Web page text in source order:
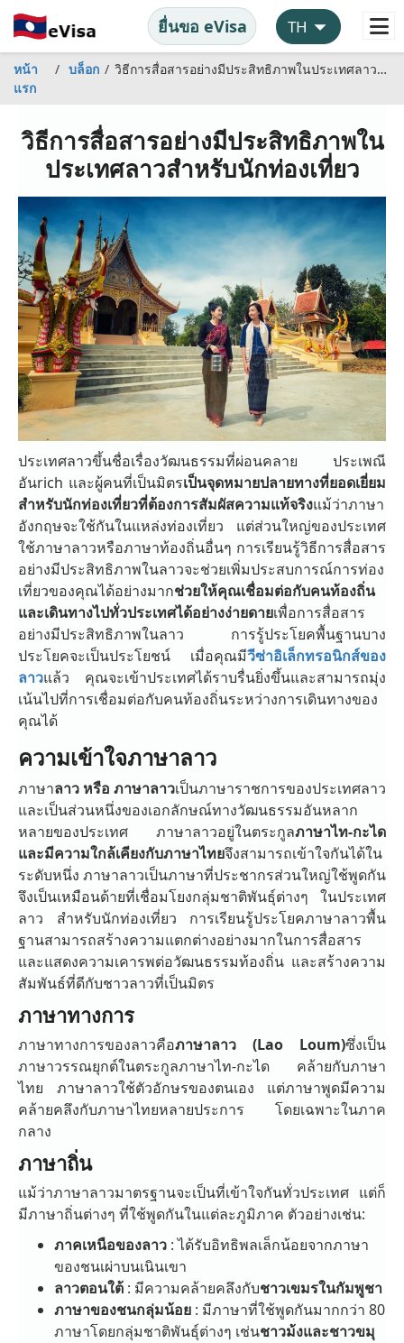
ยื่นขอ eVisa
หน้า
แรก
บล็อก วิธีการสื่อสารอย่างมีประสิทธิภาพในประเทศลาวสำหรับนักท่องเที่ยว
วิธีการสื่อสารอย่างมีประสิทธิภาพใน
ประเทศลาวสำหรับนักท่องเที่ยว
ประเทศลาวขึ้นชื่อเรื่องวัฒนธรรมที่ผ่อนคลาย ประเพณี
อันrich และผู้คนที่เป็นมิตรเป็นจุดหมายปลายทางที่ยอดเยี่ยม
สำหรับนักท่องเที่ยวที่ต้องการสัมผัสความแท้จริงแม้ว่าภาษา
อังกฤษจะใช้กันในแหล่งท่องเที่ยว แต่ส่วนใหญ่ของประเทศ
ใช้ภาษาลาวหรือภาษาท้องถิ่นอื่นๆ การเรียนรู้วิธีการสื่อสาร
อย่างมีประสิทธิภาพในลาวจะช่วยเพิ่มประสบการณ์การท่อง
เที่ยวของคุณได้อย่างมากช่วยให้คุณเชื่อมต่อกับคนท้องถิ่น
และเดินทางไปทั่วประเทศได้อย่างง่ายดายเพื่อการสื่อสาร
อย่างมีประสิทธิภาพในลาว การรู้ประโยคพื้นฐานบาง
ประโยคจะเป็นประโยชน์ เมื่อคุณมีวีซ่าอิเล็กทรอนิกส์ของ
ลาวแล้ว คุณจะเข้าประเทศได้ราบรื่นยิ่งขึ้นและสามารถมุ่ง
เน้นไปที่การเชื่อมต่อกับคนท้องถิ่นระหว่างการเดินทางของ
คุณได้
ความเข้าใจภาษาลาว
ภาษาลาว หรือ ภาษาลาวเป็นภาษาราชการของประเทศลาว
และเป็นส่วนหนึ่งของเอกลักษณ์ทางวัฒนธรรมอันหลาก
หลายของประเทศ ภาษาลาวอยู่ในตระกูลภาษาไท-กะได
และมีความใกล้เคียงกับภาษาไทยจึงสามารถเข้าใจกันได้ใน
ระดับหนึ่ง ภาษาลาวเป็นภาษาที่ประชากรส่วนใหญ่ใช้พูดกัน
จึงเป็นเหมือนด้ายที่เชื่อมโยงกลุ่มชาติพันธุ์ต่างๆ ในประเทศ
ลาว สำหรับนักท่องเที่ยว การเรียนรู้ประโยคภาษาลาวพื้น
ฐานสามารถสร้างความแตกต่างอย่างมากในการสื่อสาร
และแสดงความเคารพต่อวัฒนธรรมท้องถิ่น และสร้างความ
สัมพันธ์ที่ดีกับชาวลาวที่เป็นมิตร
ภาษาทางการ
ภาษาทางการของลาวคือภาษาลาว (Lao Loum)ซึ่งเป็น
ภาษาวรรณยุกต์ในตระกูลภาษาไท-กะได คล้ายกับภาษา
ไทย ภาษาลาวใช้ตัวอักษรของตนเอง แต่ภาษาพูดมีความ
คล้ายคลึงกับภาษาไทยหลายประการ โดยเฉพาะในภาค
กลาง
ภาษาถิ่น
แม้ว่าภาษาลาวมาตรฐานจะเป็นที่เข้าใจกันทั่วประเทศ แต่ก็
มีภาษาถิ่นต่างๆ ที่ใช้พูดกันในแต่ละภูมิภาค ตัวอย่างเช่น:
ภาคเหนือของลาว : ได้รับอิทธิพลเล็กน้อยจากภาษา
ของชนเผ่าบนเนินเขา
ลาวตอนใต้ : มีความคล้ายคลึงกับชาวเขมรในกัมพูชา
ภาษาของชนกลุ่มน้อย : มีภาษาที่ใช้พูดกันมากกว่า 80
ภาษาโดยกลุ่มชาติพันธุ์ต่างๆ เช่นชาวม้งและชาวขมุ